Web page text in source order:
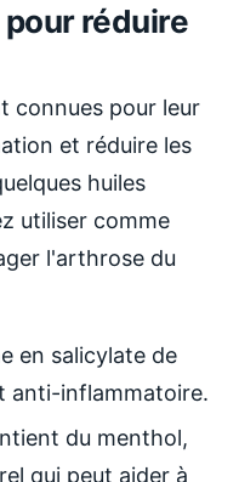
réduire
connues pour leur
et réduire les
huiles
utiliser comme
l'arthrose du
en salicylate de
anti-inflammatoire.
du menthol,
qui peut aider à